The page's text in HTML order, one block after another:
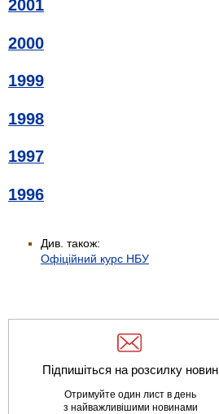
2001
2000
1999
1998
1997
1996
Див. також:
Офіційний курс НБУ
Підпишіться на розсилку новин
Отримуйте один лист в день
з найважливішими новинами